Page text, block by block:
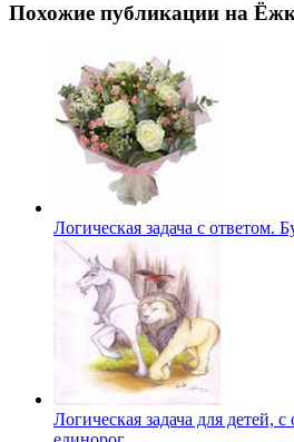
Похожие публикации на
Логическая задача с ответом.
Логическая задача для детей,